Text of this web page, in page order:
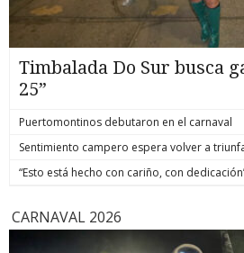
Timbalada Do Sur busca
25”
Puertomontinos debutaron en el carnaval
Sentimiento campero espera volver a
“Esto está hecho con cariño, con
CARNAVAL 2026